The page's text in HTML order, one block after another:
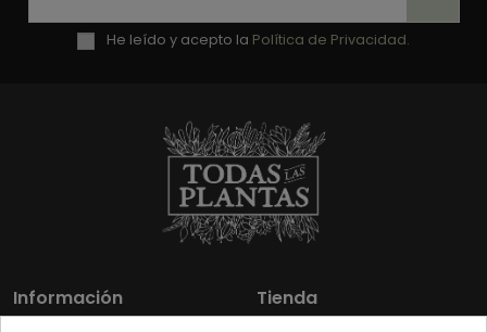
He leído y acepto la Política de Privacidad.
Información Tienda